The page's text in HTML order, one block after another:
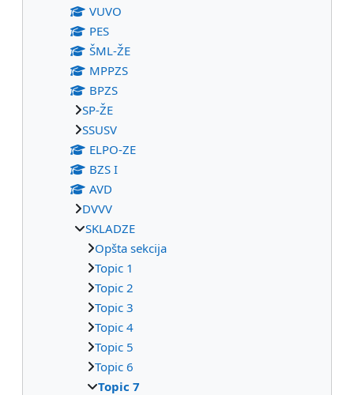
VUVO
PES
ŠML-ŽE
MPPZS
BPZS
SP-ŽE
SSUSV
ELPO-ZE
BZS I
AVD
DVVV
SKLADZE
Opšta sekcija
Topic 1
Topic 2
Topic 3
Topic 4
Topic 5
Topic 6
Topic 7